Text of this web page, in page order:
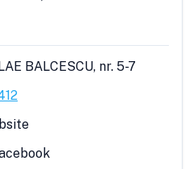
BALCESCU, nr. 5-7